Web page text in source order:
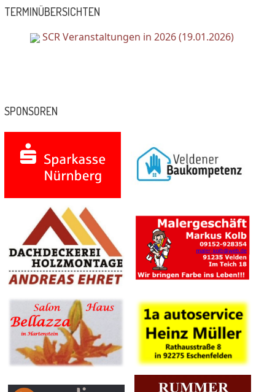
TERMINÜBERSICHTEN
SCR Veranstaltungen in 2026 (19.01.2026)
SPONSOREN